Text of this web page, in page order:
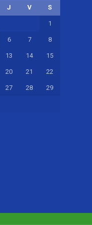
J V S
1
6 7 8
13 14 15
20 21 22
27 28 29